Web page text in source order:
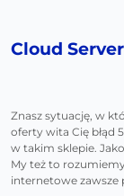
Cloud
Znasz sytuację, w
oferty wita Cię błąd
w takim sklepie.
My też to
internetowe zawsze